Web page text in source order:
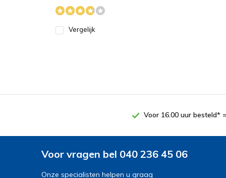
Vergelijk
Voor 16.00 uur besteld*
Voor vragen bel 040 236 45 06
Onze specialisten helpen u graag